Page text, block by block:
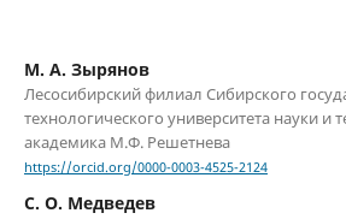
М. А. Зырянов
Лесосибирский филиал Сибирского
технологического университета науки и
академика М.Ф. Решетнева
https://orcid.org/0000-0003-4525-2124
С. О. Медведев